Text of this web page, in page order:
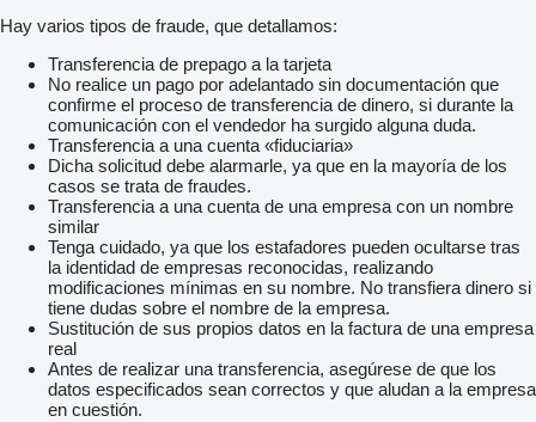
Hay varios tipos de fraude, que detallamos:
Transferencia de prepago a la tarjeta
No realice un pago por adelantado sin documentación que
confirme el proceso de transferencia de dinero, si durante la
comunicación con el vendedor ha surgido alguna duda.
Transferencia a una cuenta «fiduciaria»
Dicha solicitud debe alarmarle, ya que en la mayoría de los
casos se trata de fraudes.
Transferencia a una cuenta de una empresa con un nombre
similar
Tenga cuidado, ya que los estafadores pueden ocultarse tras
la identidad de empresas reconocidas, realizando
modificaciones mínimas en su nombre. No transfiera dinero si
tiene dudas sobre el nombre de la empresa.
Sustitución de sus propios datos en la factura de una empresa
real
Antes de realizar una transferencia, asegúrese de que los
datos especificados sean correctos y que aludan a la empresa
en cuestión.